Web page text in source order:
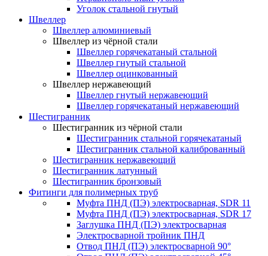
Уголок стальной гнутый
Швеллер
Швеллер алюминиевый
Швеллер из чёрной стали
Швеллер горячекатаный стальной
Швеллер гнутый стальной
Швеллер оцинкованный
Швеллер нержавеющий
Швеллер гнутый нержавеющий
Швеллер горячекатаный нержавеющий
Шестигранник
Шестигранник из чёрной стали
Шестигранник стальной горячекатаный
Шестигранник стальной калиброванный
Шестигранник нержавеющий
Шестигранник латунный
Шестигранник бронзовый
Фитинги для полимерных труб
Муфта ПНД (ПЭ) электросварная, SDR 11
Муфта ПНД (ПЭ) электросварная, SDR 17
Заглушка ПНД (ПЭ) электросварная
Электросварной тройник ПНД
Отвод ПНД (ПЭ) электросварной 90°